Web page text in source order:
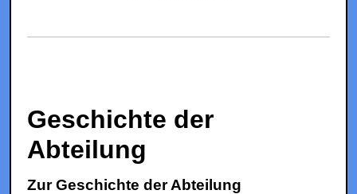
Geschichte der
Abteilung
Zur Geschichte der Abteilung